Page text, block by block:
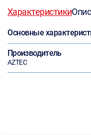
Характеристики
Основные
Производитель
AZTEC